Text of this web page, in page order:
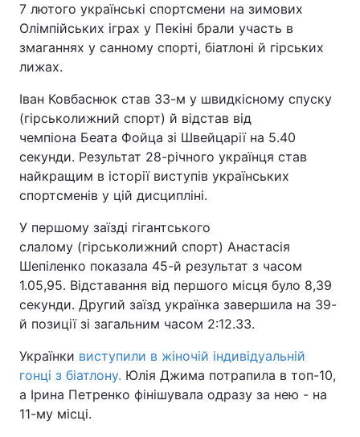
7 лютого українські спортсмени на зимових
Олімпійських іграх у Пекіні брали участь в
змаганнях у санному спорті, біатлоні й гірських
лижах.
Іван Ковбаснюк став 33-м у швидкісному спуску
(гірськолижний спорт) й відстав від
чемпіона Беата Фойца зі Швейцарії на 5.40
секунди. Результат 28-річного українця став
найкращим в історії виступів українських
спортсменів у цій дисципліні.
У першому заїзді гігантського
слалому (гірськолижний спорт) Анастасія
Шепіленко показала 45-й результат з часом
1.05,95. Відставання від першого місця було 8,39
секунди. Другий заїзд українка завершила на 39-
й позиції зі загальним часом 2:12.33.
Українки виступили в жіночій індивідуальній
гонці з біатлону. Юлія Джима потрапила в топ-10,
а Ірина Петренко фінішувала одразу за нею - на
11-му місці.